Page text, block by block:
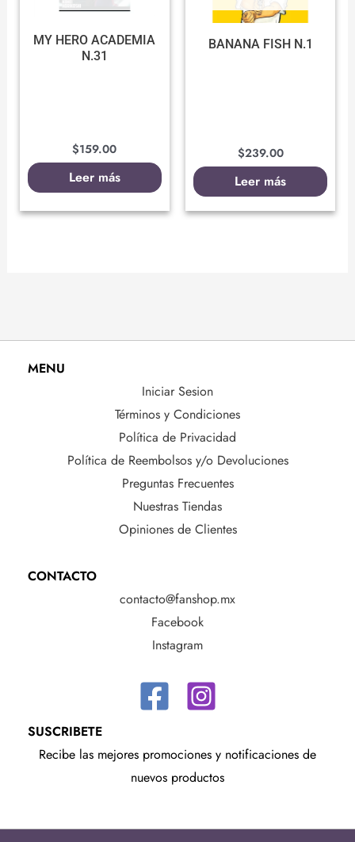
MY HERO ACADEMIA
N.31
$159.00
Leer más
BANANA FISH N.1
$239.00
Leer más
MENU
Iniciar Sesion
Términos y Condiciones
Política de Privacidad
Política de Reembolsos y/o Devoluciones
Preguntas Frecuentes
Nuestras Tiendas
Opiniones de Clientes
CONTACTO
contacto@fanshop.mx
Facebook
Instagram
SUSCRIBETE
Recibe las mejores promociones y notificaciones de
nuevos productos